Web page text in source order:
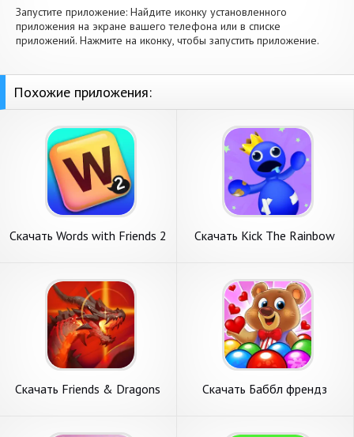
Запустите приложение: Найдите иконку установленного
приложения на экране вашего телефона или в списке
приложений. Нажмите на иконку, чтобы запустить приложение.
Похожие приложения:
Скачать Words with Friends 2
Скачать Kick The Rainbow
Скачать Friends & Dragons
Скачать Баббл френдз